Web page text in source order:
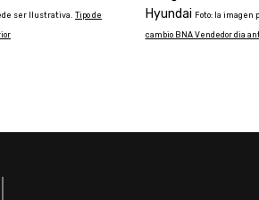
ser Ilustrativa. Tipo de
Hyundai Foto: la imagen
cambio BNA Vendedor dia